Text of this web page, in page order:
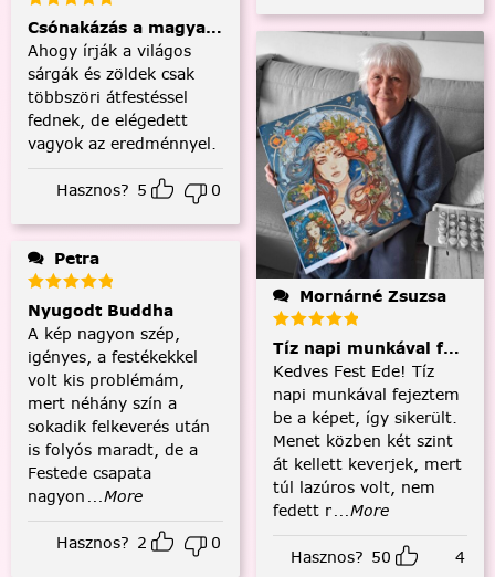
Csónakázás a magyar tengeren
Ahogy írják a világos
sárgák és zöldek csak
többszöri átfestéssel
fednek, de elégedett
vagyok az eredménnyel.
Hasznos? 5 0
Petra
Nyugodt Buddha
A kép nagyon szép,
igényes, a festékekkel
volt kis problémám,
mert néhány szín a
sokadik felkeverés után
is folyós maradt, de a
Festede csapata
nagyon ...More
Hasznos? 2 0
Mornárné Zsuzsa
Tíz napi munkával
Kedves Fest Ede! Tíz
napi munkával fejeztem
be a képet, így sikerült.
Menet közben két szint
át kellett keverjek, mert
túl lazúros volt, nem
fedett r...More
Hasznos? 50 4